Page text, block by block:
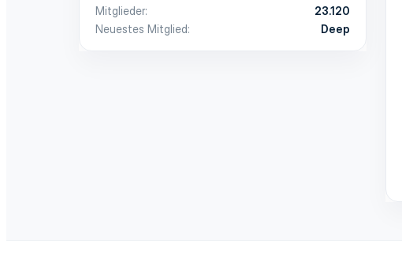
Mitglieder
23.120
Neuestes Mitglied
Deep